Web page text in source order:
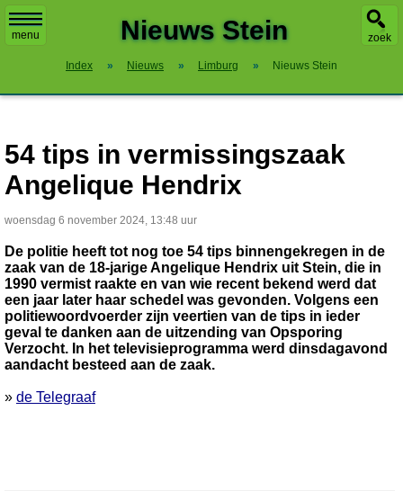
menu zoek
Nieuws Stein
Index » Nieuws » Limburg » Nieuws Stein
54 tips in vermissingszaak
Angelique Hendrix
woensdag 6 november 2024, 13:48 uur
De politie heeft tot nog toe 54 tips binnengekregen in de
zaak van de 18-jarige Angelique Hendrix uit Stein, die in
1990 vermist raakte en van wie recent bekend werd dat
een jaar later haar schedel was gevonden. Volgens een
politiewoordvoerder zijn veertien van de tips in ieder
geval te danken aan de uitzending van Opsporing
Verzocht. In het televisieprogramma werd dinsdagavond
aandacht besteed aan de zaak.
» de Telegraaf